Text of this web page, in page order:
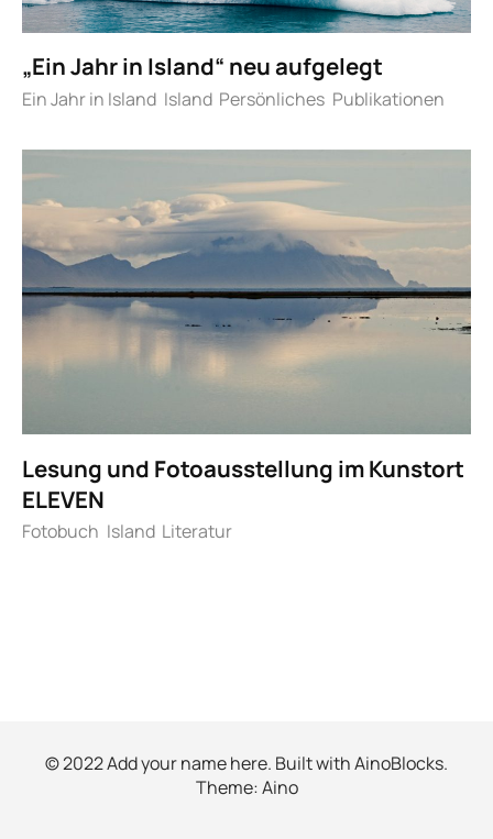
„Ein Jahr in Island“ neu aufgelegt
Ein Jahr in Island Island Persönliches Publikationen
Lesung und Fotoausstellung im Kunstort
ELEVEN
Fotobuch Island Literatur
© 2022 Add your name here. Built withAinoBlocks.
Theme:Aino